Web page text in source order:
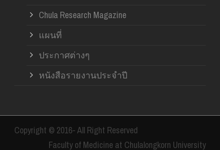
Chula Research Magazine
แผนที่
ประกาศต่างๆ
หนังสือรายงานประจำปี
Copyright © 2016- All Right Reserved
Faculty of Medicine at Chulalongkorn University